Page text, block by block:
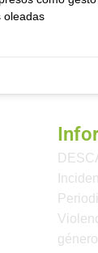
oleadas
género